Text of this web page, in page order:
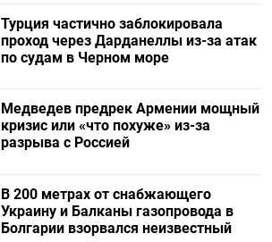
Турция частично заблокировала
проход через Дарданеллы из-за атак
по судам в Черном море
Медведев предрек Армении мощный
кризис или «что похуже» из-за
разрыва с Россией
В 200 метрах от снабжающего
Украину и Балканы газопровода в
Болгарии взорвался неизвестный